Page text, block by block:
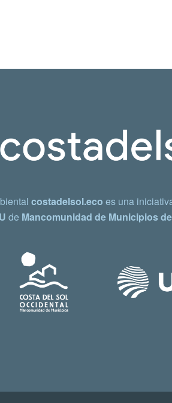
costadelsol.eco es una
de Mancomunidad de Municipios